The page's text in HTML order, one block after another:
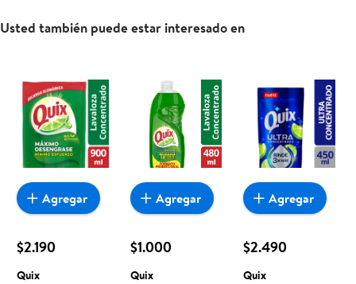
Usted también puede estar interesado en
$2.190
Quix
Agregar
$1.000
Quix
Agregar
$2.490
Quix
Agregar